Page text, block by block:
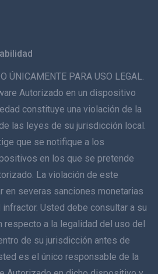
ÚNICAMENTE PARA USO LEGAL.
Autorizado en un dispositivo
constituye una violación de la
las leyes de su jurisdicción local.
que se notifique a los
en los que se pretende
La violación de este
en severas sanciones monetarias
Usted debe consultar a su
respecto a la legalidad del uso del
de su jurisdicción antes de
es el único responsable de la